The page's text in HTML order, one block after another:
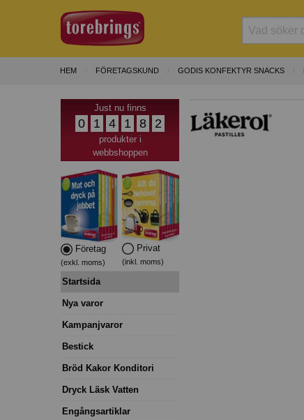
HEM FÖRETAGSKUND GODIS KONFEKTYR SNACKS
Just nu finns
0 1 4 1 8 2
produkter i
webbshoppen
Företag
(exkl. moms)
Privat
(inkl. moms)
Startsida
Nya varor
Kampanjvaror
Bestick
Bröd Kakor Konditori
Dryck Läsk Vatten
Engångsartiklar